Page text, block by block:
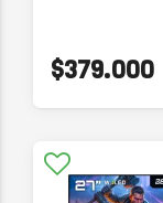
$379.000